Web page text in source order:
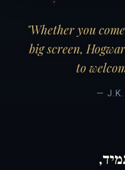
"Whether you
big screen,
to
— J.K.